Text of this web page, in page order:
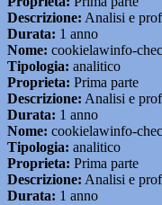
Descrizione: Analisi e
Durata: 1 anno
Nome: cookielawinfo-
Tipologia: analitico
Proprieta: Prima parte
Descrizione: Analisi e
Durata: 1 anno
Nome: cookielawinfo-
Tipologia: analitico
Proprieta: Prima parte
Descrizione: Analisi e
Durata: 1 anno